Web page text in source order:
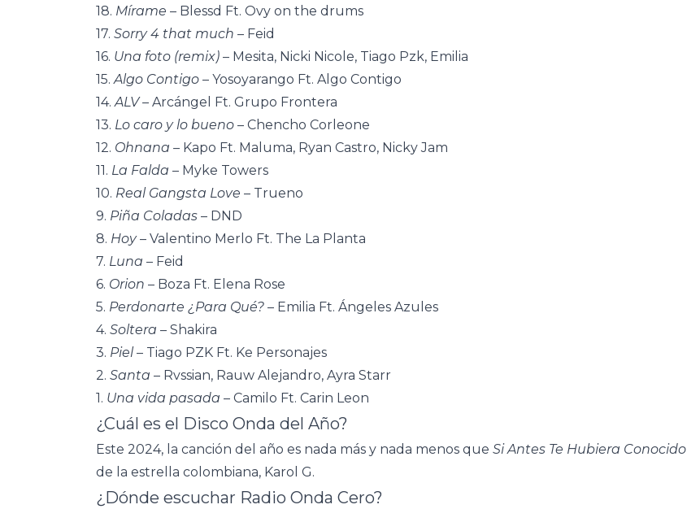
18. Mírame – Blessd Ft. Ovy on the drums
17. Sorry 4 that much – Feid
16. Una foto (remix) – Mesita, Nicki Nicole, Tiago Pzk, Emilia
15.Algo Contigo – Yosoyarango Ft. Algo Contigo
14.ALV – Arcángel Ft. Grupo Frontera
13. Lo caro y lo bueno – Chencho Corleone
12. Ohnana – Kapo Ft. Maluma, Ryan Castro, Nicky Jam
11. La Falda – Myke Towers
10. Real Gangsta Love – Trueno
9. Piña Coladas – DND
8. Hoy– Valentino Merlo Ft. The La Planta
7. Luna – Feid
6. Orion – Boza Ft. Elena Rose
5. Perdonarte ¿Para Qué? – Emilia Ft. Ángeles Azules
4. Soltera – Shakira
3. Piel– Tiago PZK Ft. Ke Personajes
2. Santa – Rvssian, Rauw Alejandro, Ayra Starr
1. Una vida pasada – Camilo Ft. Carin Leon
¿Cuál es el Disco Onda del Año?
Este 2024, la canción del año es nada más y nada menos que Si Antes Te Hubiera Conocido
de la estrella colombiana, Karol G.
¿Dónde escuchar Radio Onda Cero?